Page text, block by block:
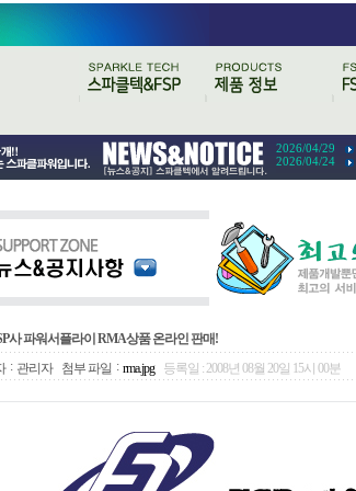
2026/04/29
2026/04/24
사 파워서플라이 RMA상품 온라인 판매!
: 관리자 첨부 파일 : rma.jpg 등록일 : 2008년 08월 20일 15시 00분